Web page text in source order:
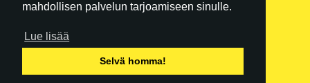
mahdollisen palvelun tarjoamiseen sinulle.
Lue lisää
Selvä homma!